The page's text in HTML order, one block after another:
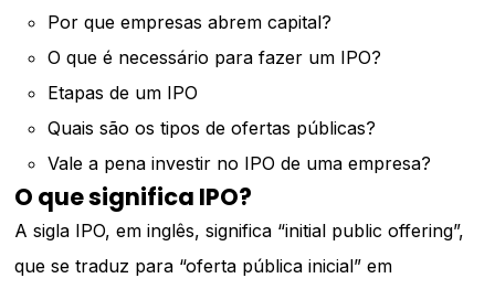
Por que empresas abrem capital?
O que é necessário para fazer um IPO?
Etapas de um IPO
Quais são os tipos de ofertas públicas?
Vale a pena investir no IPO de uma empresa?
O que significa IPO?
A sigla IPO, em inglês, significa “initial public offering”,
que se traduz para “oferta pública inicial” em